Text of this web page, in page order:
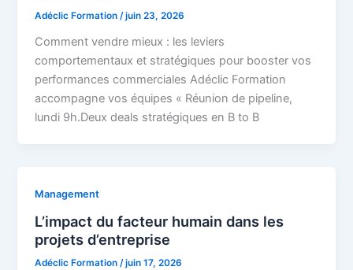
Adéclic Formation/juin 23, 2026
Comment vendre mieux : les leviers
comportementaux et stratégiques pour booster vos
performances commerciales Adéclic Formation
accompagne vos équipes « Réunion de pipeline,
lundi 9h.Deux deals stratégiques en B to B
Management
L’impact du facteur humain dans les
projets d’entreprise
Adéclic Formation/juin 17, 2026